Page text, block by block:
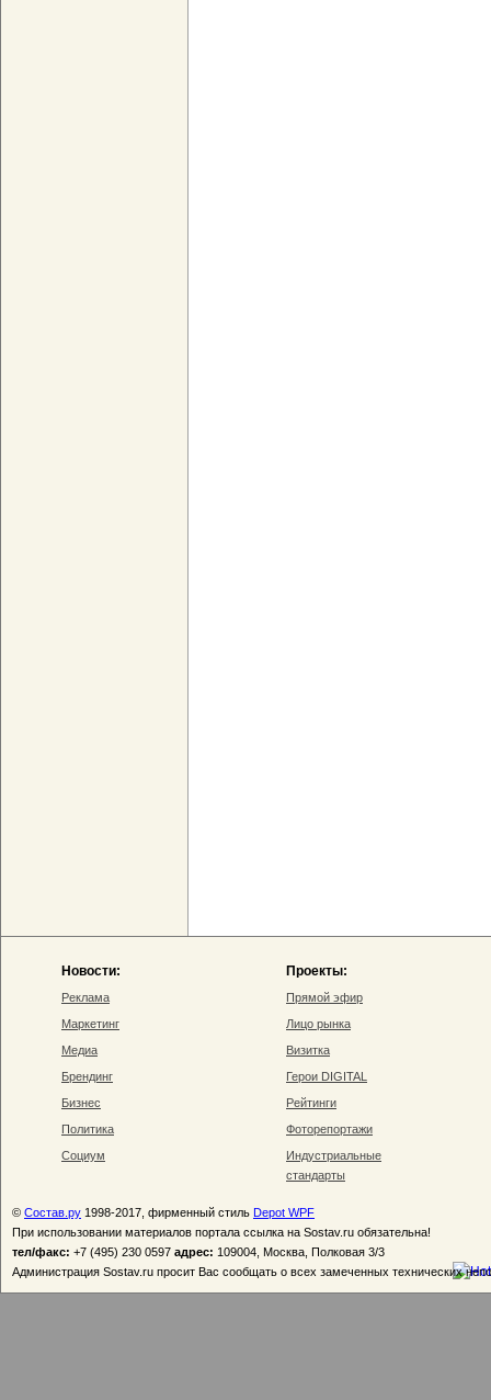
Новости:
Реклама
Маркетинг
Медиа
Брендинг
Бизнес
Политика
Социум
Проекты:
Прямой эфир
Лицо рынка
Визитка
Герои DIGITAL
Рейтинги
Фоторепортажи
Индустриальные
стандарты
© Состав.ру 1998-2017, фирменный стиль Depot WPF
При использовании материалов портала ссылка на Sostav.ru обязательна!
тел/факс: +7 (495) 230 0597 адрес: 109004, Москва, Полковая 3/3
Администрация Sostav.ru просит Вас сообщать о всех замеченных технических